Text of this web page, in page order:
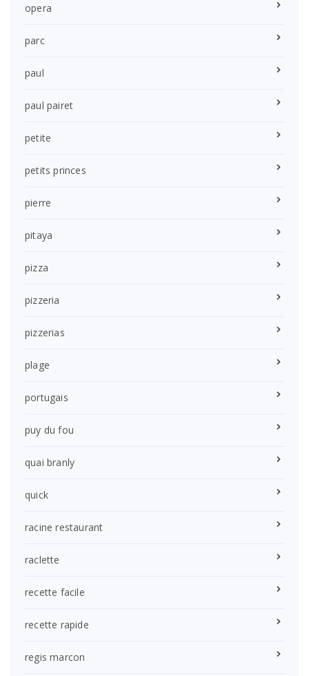
opera
parc
paul
paul pairet
petite
petits princes
pierre
pitaya
pizza
pizzeria
pizzerias
plage
portugais
puy du fou
quai branly
quick
racine restaurant
raclette
recette facile
recette rapide
regis marcon